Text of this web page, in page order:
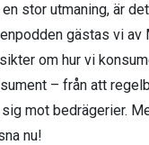
stor utmaning, är
gästas vi
om hur vi
– från att
mot bedrägerier.
nu!